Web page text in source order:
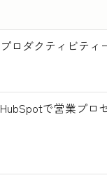
プロダクティビティ
HubSpotで営業プロ